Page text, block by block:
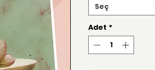
Seç
Adet *